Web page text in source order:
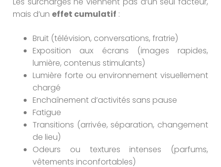
mais d’un effet cumulatif :
Bruit (télévision, conversations, fratrie)
Exposition aux écrans (images rapides,
lumière, contenus stimulants)
Lumière forte ou environnement visuellement
chargé
Enchaînement d’activités sans pause
Fatigue
Transitions (arrivée, séparation, changement
de lieu)
Odeurs ou textures intenses (parfums,
vêtements inconfortables)